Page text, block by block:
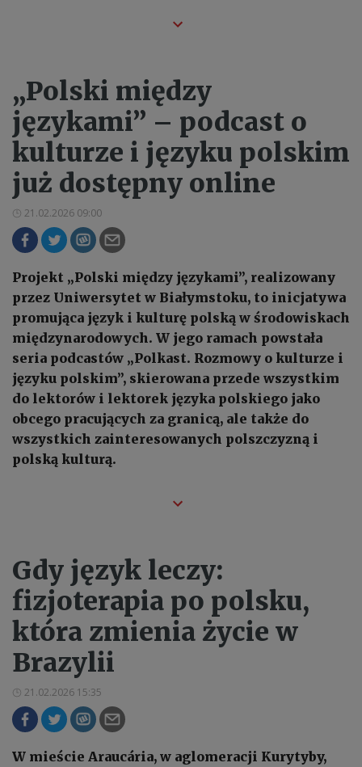
„Polski między
językami” – podcast o
kulturze i języku polskim
już dostępny online
21.02.2026 09:00
Projekt „Polski między językami”, realizowany
przez Uniwersytet w Białymstoku, to inicjatywa
promująca język i kulturę polską w środowiskach
międzynarodowych. W jego ramach powstała
seria podcastów „Polkast. Rozmowy o kulturze i
języku polskim”, skierowana przede wszystkim
do lektorów i lektorek języka polskiego jako
obcego pracujących za granicą, ale także do
wszystkich zainteresowanych polszczyzną i
polską kulturą.
Gdy język leczy:
fizjoterapia po polsku,
która zmienia życie w
Brazylii
21.02.2026 15:35
W mieście Araucária, w aglomeracji Kurytyby,